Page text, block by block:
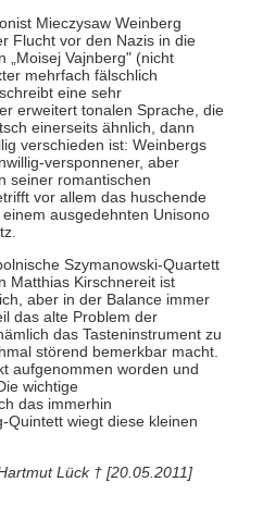
Mieczysaw Weinberg
Flucht vor den Nazis in die
„Moisej Vajnberg" (nicht
mehrfach fälschlich
eine sehr
erweitert tonalen Sprache, die
einerseits ähnlich, dann
verschieden ist: Weinbergs
versponnener, aber
seiner romantischen
vor allem das huschende
ausgedehnten Unisono
Szymanowski-Quartett
Matthias Kirschnereit ist
aber in der Balance immer
das alte Problem der
das Tasteninstrument zu
störend bemerkbar macht.
aufgenommen worden und
wichtige
das immerhin
Quintett wiegt diese kleinen
Lück † [20.05.2011]